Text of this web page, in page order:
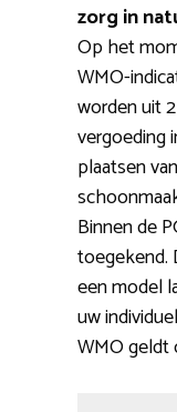
zorg in
Op het
WMO-
worden uit
vergoeding
plaatsen
Binnen de
toegekend.
een model
uw
WMO geldt